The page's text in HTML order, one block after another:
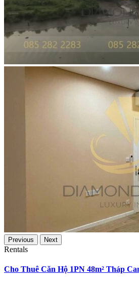
Previous Next
Rentals
Cho Thuê Căn Hộ 1PN 48m² Tháp